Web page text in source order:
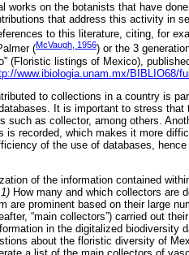
works on the botanists that have
that address this activity in
to this literature, citing, for
(McVaugh, 1956) or the 3
(Floristic listings of Mexico),
www.ibiologia.unam.mx/BIBLIO68/
to collections in a country is
It is important to stress that
such as collector, among others.
recorded, which makes it more
of the use of databases,
of the information contained
1) How many and which collectors are
are prominent based on their large
“main collectors”) carried out
in the digitalized biodiversity
about the floristic diversity of